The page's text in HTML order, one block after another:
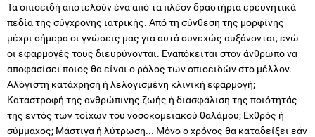
Τα οπιοειδή αποτελούν ένα από τα πλέον δραστήρια ερευνητικά
πεδία της σύγχρονης ιατρικής. Από τη σύνθεση της μορφίνης
μέχρι σήμερα οι γνώσεις μας για αυτά συνεχώς αυξάνονται, ενώ
οι εφαρμογές τους διευρύνονται. Εναπόκειται στον άνθρωπο να
αποφασίσει ποιος θα είναι ο ρόλος των οπιοειδών στο μέλλον.
Αλόγιστη κατάχρηση ή λελογισμένη κλινική εφαρμογή;
Καταστροφή της ανθρώπινης ζωής ή διασφάλιση της ποιότητάς
της εντός των τοίχων του νοσοκομειακού θαλάμου; Εχθρός ή
σύμμαχος; Μάστιγα ή λύτρωση... Μόνο ο χρόνος θα καταδείξει εάν